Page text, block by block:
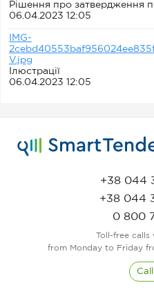
Рішення про затвердження
06.04.2023 12:05
IMG-
V.jpg
Ілюстрації
06.04.2023 12:05
+38 044
+38 044
0 800
Toll-free calls
from Monday to Friday